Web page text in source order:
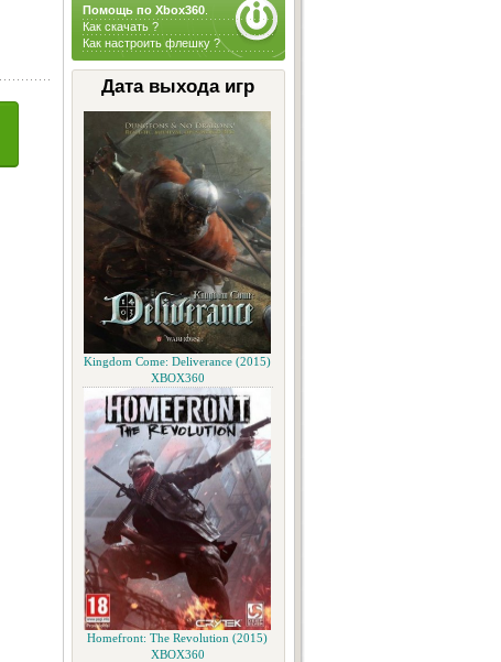
Помощь по Xbox360.
Как скачать ?
Как настроить флешку ?
Дата выхода игр
Kingdom Come: Deliverance (2015)
XBOX360
Homefront: The Revolution (2015)
XBOX360